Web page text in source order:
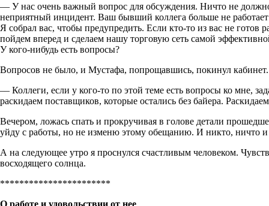
— У нас очень важный вопрос для обсуждения. Ничто не
неприятный инцидент. Ваш бывший коллега больше не
Я собрал вас, чтобы предупредить. Если кто-то из вас не
пойдем вперед и сделаем нашу торговую сеть самой
У кого-нибудь есть вопросы?
Вопросов не было, и Мустафа, попрощавшись, покинул кабинет.
–– Коллеги, если у кого-то по этой теме есть вопросы ко мне,
раскидаем поставщиков, которые остались без байера.
Вечером, ложась спать и прокручивая в голове детали
уйду с работы, но не изменю этому обещанию. И никто, ничто и
А на следующее утро я проснулся счастливым человеком.
восходящего солнца.
***********************
О работе и удовольствии от нее